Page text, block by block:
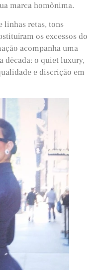
marca homônima.
linhas retas, tons
os excessos do
acompanha uma
década: o quiet luxury,
e discrição em